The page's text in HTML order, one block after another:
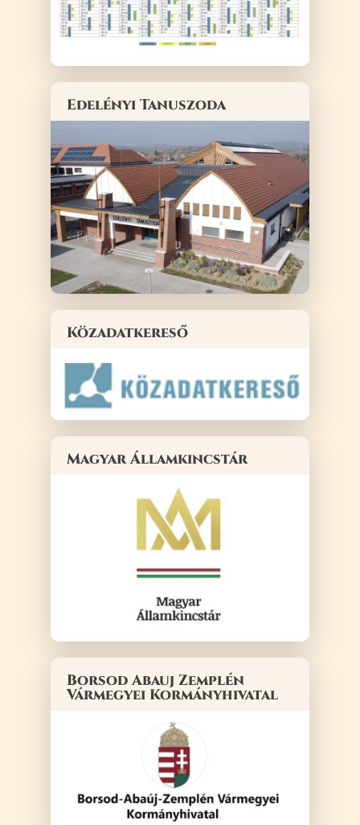
Edelényi Tanuszoda
Közadatkereső
Magyar Államkincstár
Borsod Abauj Zemplén
Vármegyei Kormányhivatal